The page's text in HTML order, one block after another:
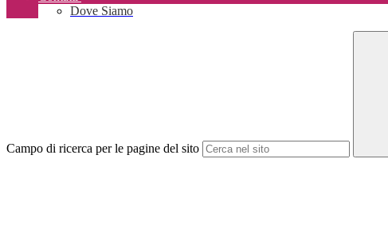
Dove Siamo
Campo di ricerca per le pagine del sito